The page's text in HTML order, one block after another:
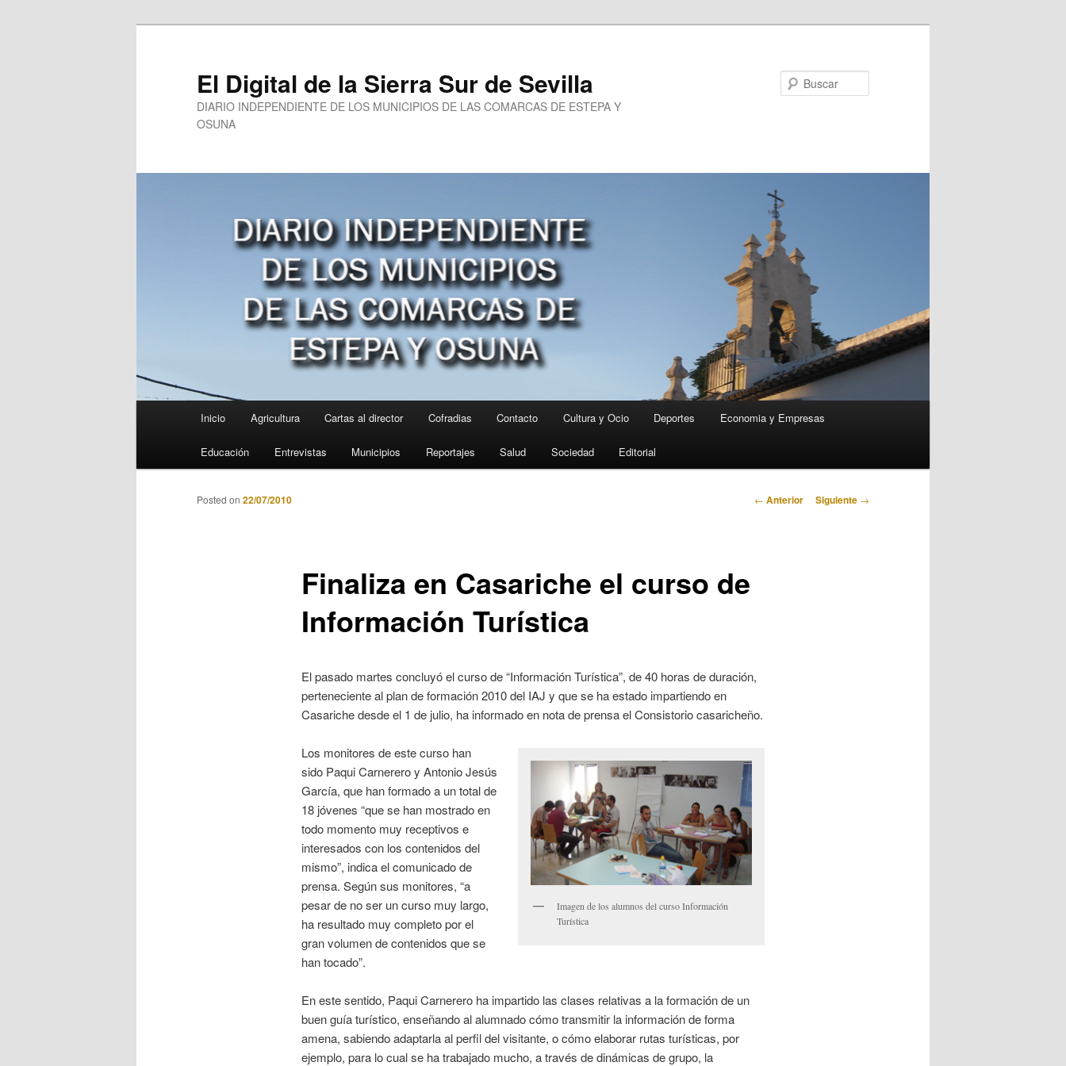
El Digital de la Sierra Sur de Sevilla
DIARIO INDEPENDIENTE DE LOS MUNICIPIOS DE LAS COMARCAS DE ESTEPA Y
OSUNA
Inicio Agricultura Cartas al director Cofradias Contacto Cultura y Ocio Deportes Economia y Empresas
Educación Entrevistas Municipios Reportajes Salud Sociedad Editorial
Navegación
← Anterior Siguiente →
Finaliza en Casariche el curso de
Información Turística
Posted on 22/07/2010
El pasado martes concluyó el curso de “Información Turística”, de 40 horas de duración,
perteneciente al plan de formación 2010 del IAJ y que se ha estado impartiendo en
Casariche desde el 1 de julio, ha informado en nota de prensa el Consistorio casaricheño.
Imagen de los alumnos del curso Información
Turística
Los monitores de este curso han
sido Paqui Carnerero y Antonio Jesús
García, que han formado a un total de
18 jóvenes “que se han mostrado en
todo momento muy receptivos e
interesados con los contenidos del
mismo”, indica el comunicado de
prensa. Según sus monitores, “a
pesar de no ser un curso muy largo,
ha resultado muy completo por el
gran volumen de contenidos que se
han tocado”.
En este sentido, Paqui Carnerero ha impartido las clases relativas a la formación de un
buen guía turístico, enseñando al alumnado cómo transmitir la información de forma
amena, sabiendo adaptarla al perfil del visitante, o cómo elaborar rutas turísticas, por
ejemplo, para lo cual se ha trabajado mucho, a través de dinámicas de grupo, la